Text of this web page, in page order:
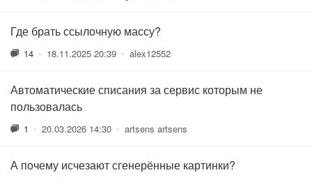
Где брать ссылочную массу?
14 • 18.11.2025 20:39 • alex12552
Автоматические списания за сервис которым не
пользовалась
1 • 20.03.2026 14:30 • artsens artsens
А почему исчезают сгенерённые картинки?